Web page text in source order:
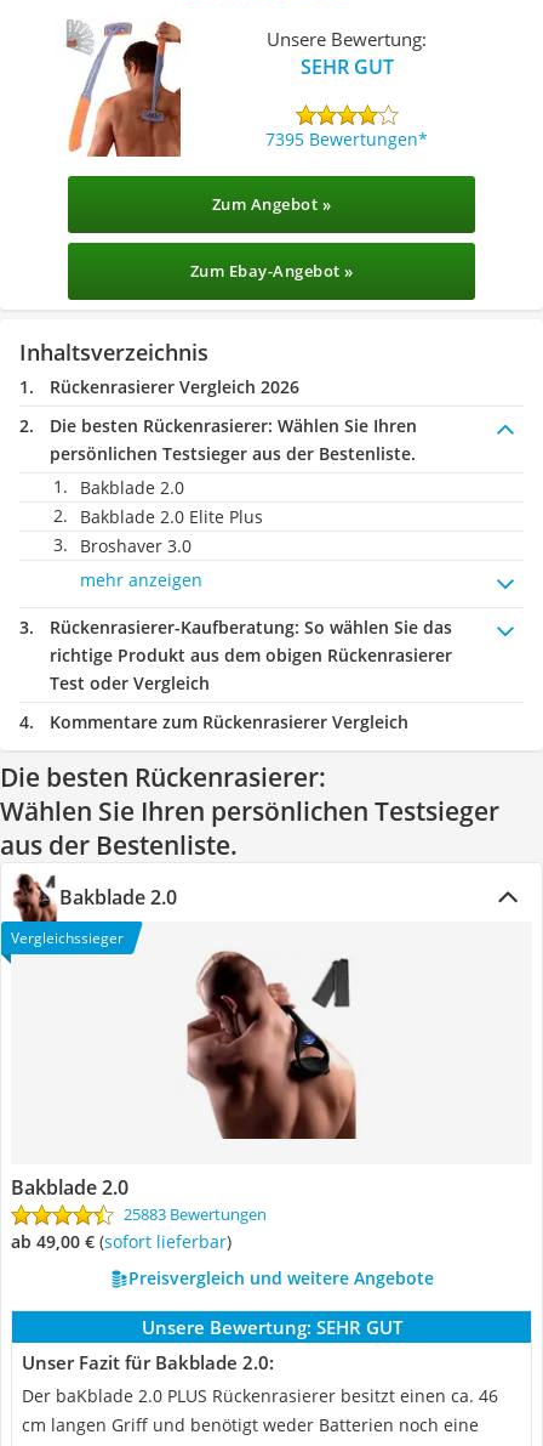
Unsere Bewertung:
SEHR GUT
7395 Bewertungen
Zum Angebot »
Zum Ebay-Angebot »
Inhaltsverzeichnis
Rückenrasierer Vergleich 2026
Die besten Rückenrasierer: Wählen Sie Ihren
persönlichen Testsieger aus der Bestenliste.
Bakblade 2.0
Bakblade 2.0 Elite Plus
Broshaver 3.0
mehr anzeigen
Rückenrasierer-Kaufberatung: So wählen Sie das
richtige Produkt aus dem obigen Rückenrasierer
Test oder Vergleich
Kommentare zum Rückenrasierer Vergleich
Die besten Rückenrasierer:
Wählen Sie Ihren persönlichen Testsieger
aus der Bestenliste.
Bakblade 2.0
Vergleichssieger
Bakblade 2.0
25883 Bewertungen
ab 49,00 € ( Sofort lieferbar)
Preisvergleich und weitere Angebote
Unsere Bewertung: SEHR GUT
Unser Fazit für Bakblade 2.0:
Der baKblade 2.0 PLUS Rückenrasierer besitzt einen ca. 46
cm langen Griff und benötigt weder Batterien noch eine